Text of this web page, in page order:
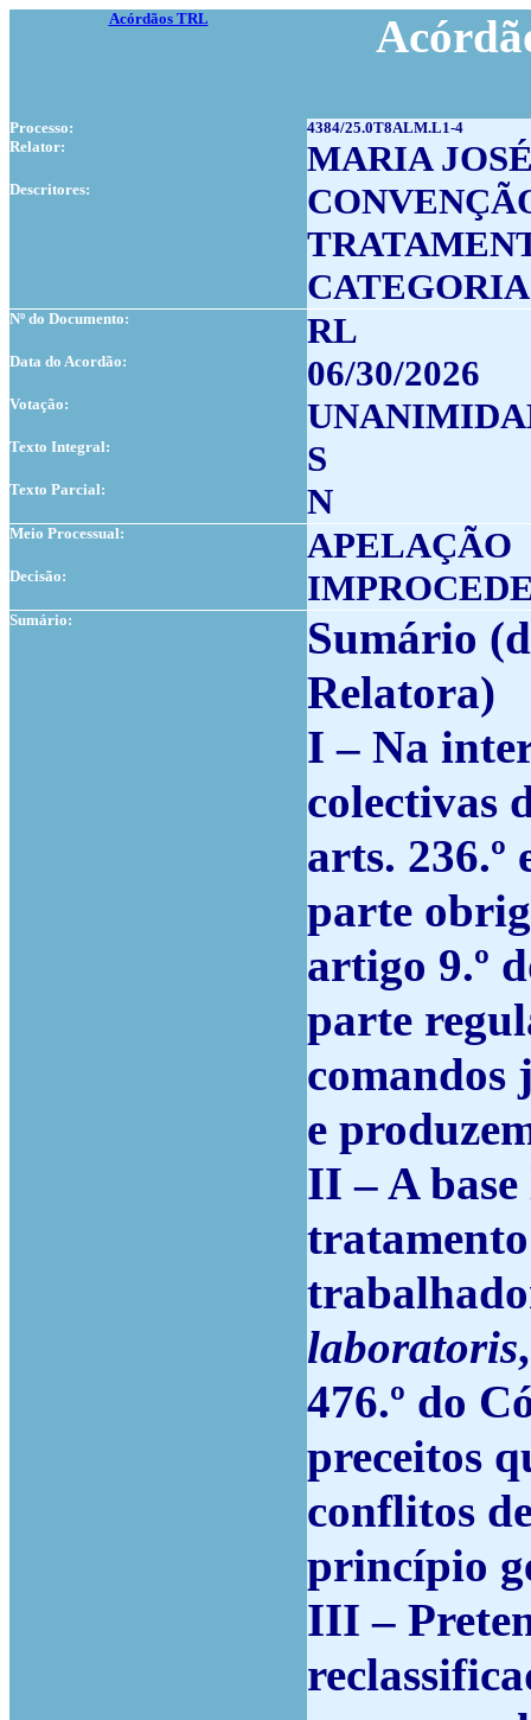
Acórdãos TRL
Processo:
4384/25.0T8ALM.L1-4
Relator:
MARIA
Descritores:
Nº do Documento: RL
Data do Acordão: 06/30/2026
Votação:
Texto Integral: S
Texto Parcial: N
Meio Processual: APELAÇÃO
Decisão:
Sumário:
Sumário
Relatora)
I – Na
colectivas
arts. 236.º
parte
artigo 9.º
parte
comandos
e
II – A
laboratoris
476.º do
preceitos
conflitos
princípio
III –